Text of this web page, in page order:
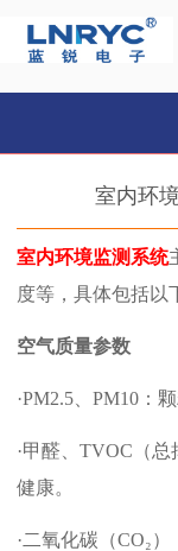
室内环
室内环境监测系统
度等，具体包括以
空气质量参数
·PM2.5、PM10：
·甲醛、TVOC（
健康。 ‌
·二氧化碳（CO₂